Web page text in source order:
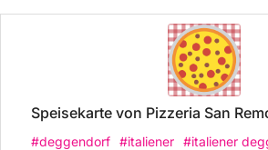
Speisekarte von Pizzeria San
#deggendorf #italiener #italiener